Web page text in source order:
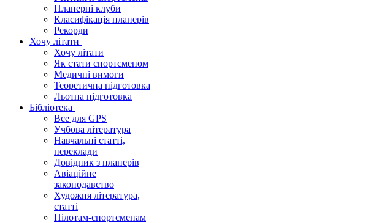
Планерні клуби
Класифікація планерів
Рекорди
Хочу літати
Хочу літати
Як стати спортсменом
Медичні вимоги
Теоретична підготовка
Льотна підготовка
Бібліотека
Все для GPS
Учбова література
Навчальні статті,
переклади
Довідник з планерів
Авіаційне
законодавство
Художня література,
статті
Пілотам-спортсменам